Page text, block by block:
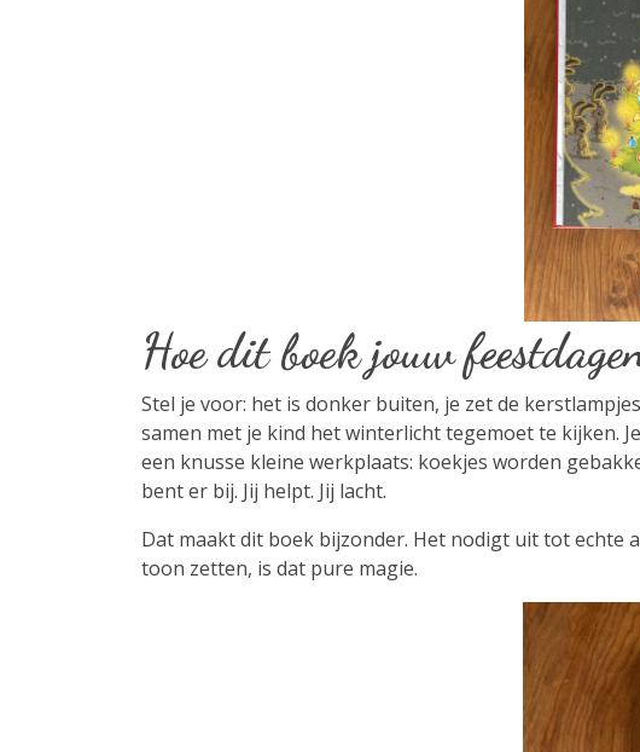
Hoe dit boek jouw
Stel je voor: het is donker buiten, je zet de
samen met je kind het winterlicht tegemoet te kijken.
een knusse kleine werkplaats: koekjes worden
bent er bij. Jij helpt. Jij lacht.
Dat maakt dit boek bijzonder. Het nodigt uit tot echte
toon zetten, is dat pure magie.